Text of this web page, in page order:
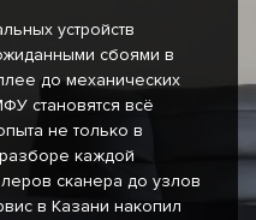
устройств
сбоями в
до механических
становятся всё
не только в
каждой
сканера до узлов
в Казани накопил